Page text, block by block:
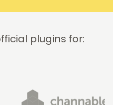
plugins for: